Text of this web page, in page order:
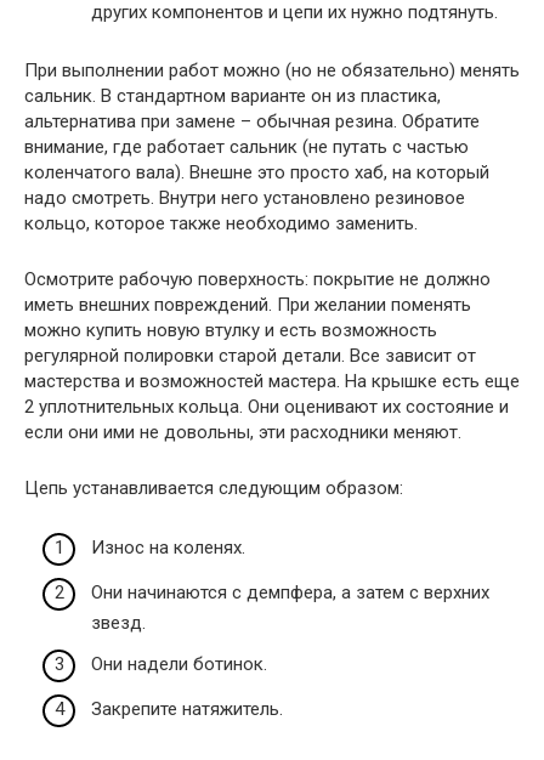
других компонентов и цепи их нужно подтянуть.
При выполнении работ можно (но не обязательно) менять
сальник. В стандартном варианте он из пластика,
альтернатива при замене – обычная резина. Обратите
внимание, где работает сальник (не путать с частью
коленчатого вала). Внешне это просто хаб, на который
надо смотреть. Внутри него установлено резиновое
кольцо, которое также необходимо заменить.
Осмотрите рабочую поверхность: покрытие не должно
иметь внешних повреждений. При желании поменять
можно купить новую втулку и есть возможность
регулярной полировки старой детали. Все зависит от
мастерства и возможностей мастера. На крышке есть еще
2 уплотнительных кольца. Они оценивают их состояние и
если они ими не довольны, эти расходники меняют.
Цепь устанавливается следующим образом:
Износ на коленях.
Они начинаются с демпфера, а затем с верхних
звезд.
Они надели ботинок.
Закрепите натяжитель.